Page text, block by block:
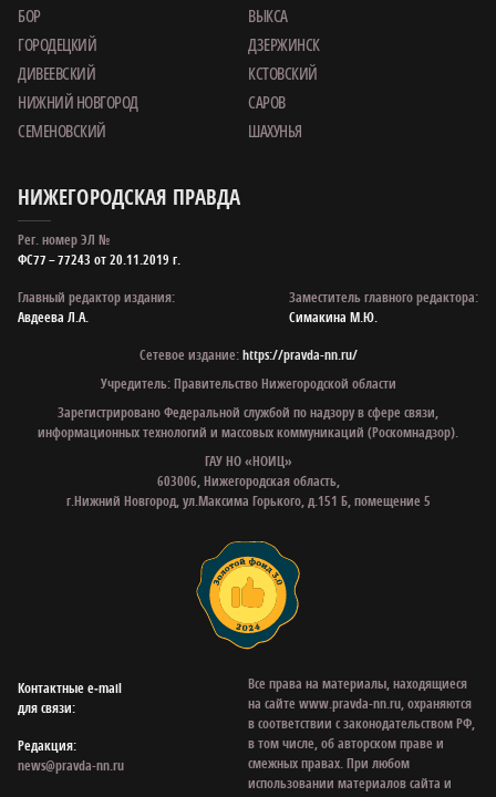
БОР
ВЫКСА
ГОРОДЕЦКИЙ
ДЗЕРЖИНСК
ДИВЕЕВСКИЙ
КСТОВСКИЙ
НИЖНИЙ НОВГОРОД
САРОВ
СЕМЕНОВСКИЙ
ШАХУНЬЯ
НИЖЕГОРОДСКАЯ ПРАВДА
Рег. номер ЭЛ №
ФС77 – 77243 от 20.11.2019 г.
Главный редактор издания:
Авдеева Л.А.
Заместитель главного редактора:
Симакина М.Ю.
Сетевое издание:https://pravda-nn.ru/
Учредитель: Правительство Нижегородской области
Зарегистрировано Федеральной службой по надзору в сфере связи,
информационных технологий и массовых коммуникаций (Роскомнадзор).
ГАУ НО «НОИЦ»
603006, Нижегородская область,
г.Нижний Новгород, ул.Максима Горького, д.151 Б, помещение 5
Контактные e‑mail
для связи:
Редакция:
news@pravda-nn.ru
Все права на материалы, находящиеся
на сайте www.pravda-nn.ru, охраняются
в соответствии с законодательством РФ,
в том числе, об авторском праве и
смежных правах. При любом
использовании материалов сайта и